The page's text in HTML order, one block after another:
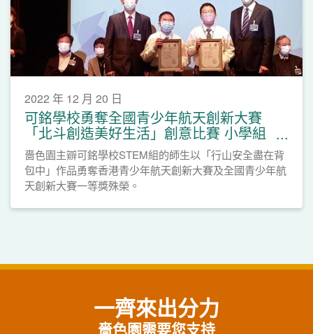
2022 年 12 月 20 日
可銘學校勇奪全國青少年航天創新大賽
「北斗創造美好生活」創意比賽 小學組
一等獎
嗇色園主辧可銘學校STEM組的師生以「行山安全盡在背
包中」作品勇奪香港青少年航天創新大賽及全國青少年航
天創新大賽一等獎殊榮。
一齊來出分力
嗇色園需要您支持